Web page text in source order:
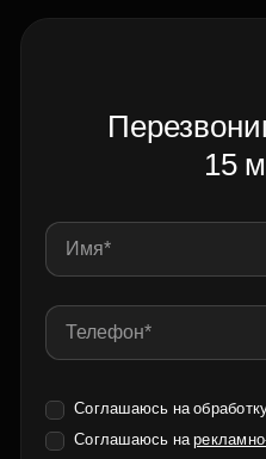
15
Соглашаюсь на
Соглашаюсь на